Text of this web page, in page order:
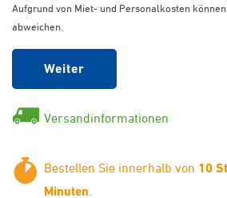
Aufgrund von Miet- und Personalkosten
abweichen.
Weiter
Versandinformationen
Bestellen Sie innerhalb von 10
Minuten